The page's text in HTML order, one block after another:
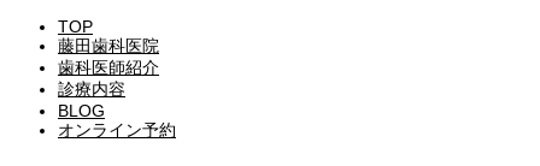
TOP
藤田歯科医院
歯科医師紹介
診療内容
BLOG
オンライン予約